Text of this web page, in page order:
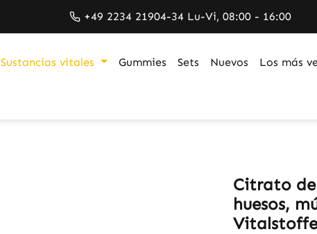
+49 2234 21904-34 Lu-Vi, 08:00 - 16:00
Sustancias vitales Gummies Sets Nuevos Los más
Citrato
huesos,
Vitalstoffe